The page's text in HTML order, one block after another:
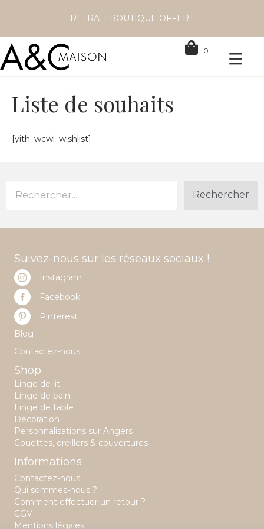
RETRAIT BOUTIQUE OFFERT
0
Liste de souhaits
[yith_wcwl_wishlist]
Rechercher
Suivez-nous sur les réseaux sociaux !
Instagram
Facebook
Pinterest
Blog
Contactez-nous
Shop
Linge de lit
Linge de bain
Linge de table
Décoration
Personnalisations sur Angers
Couettes, oreillers & couvertures
Informations
Contactez-nous
Qui sommes-nous ?
Comment effectuer un retour ?
CGV
Mentions légales